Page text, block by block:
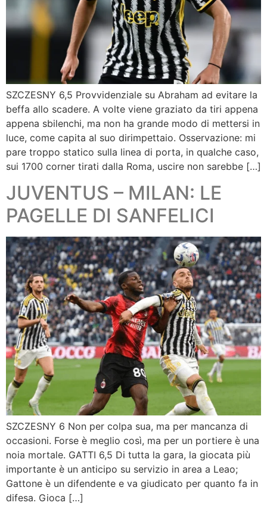
SZCZESNY 6,5 Provvidenziale su Abraham ad evitare la
beffa allo scadere. A volte viene graziato da tiri appena
appena sbilenchi, ma non ha grande modo di mettersi in
luce, come capita al suo dirimpettaio. Osservazione: mi
pare troppo statico sulla linea di porta, in qualche caso,
sui 1700 corner tirati dalla Roma, uscire non sarebbe […]
JUVENTUS – MILAN: LE
PAGELLE DI SANFELICI
SZCZESNY 6 Non per colpa sua, ma per mancanza di
occasioni. Forse è meglio così, ma per un portiere è una
noia mortale. GATTI 6,5 Di tutta la gara, la giocata più
importante è un anticipo su servizio in area a Leao;
Gattone è un difendente e va giudicato per quanto fa in
difesa. Gioca […]